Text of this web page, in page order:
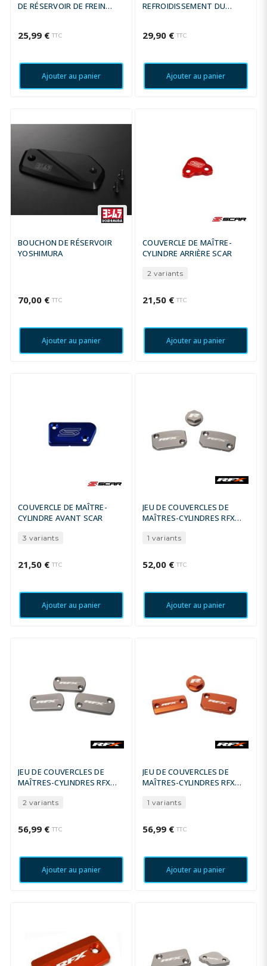
DE RÉSERVOIR DE FREIN
25,99 € TTC
Ajouter au panier
REFROIDISSEMENT DU
29,90 € TTC
Ajouter au panier
BOUCHON DE RÉSERVOIR
YOSHIMURA
70,00 € TTC
Ajouter au panier
COUVERCLE DE MAÎTRE-
CYLINDRE ARRIÈRE SCAR
2 variants
21,50 € TTC
Ajouter au panier
COUVERCLE DE MAÎTRE-
CYLINDRE AVANT SCAR
3 variants
21,50 € TTC
Ajouter au panier
JEU DE COUVERCLES DE
MAÎTRES-CYLINDRES RFX
1 variants
52,00 € TTC
Ajouter au panier
JEU DE COUVERCLES DE
MAÎTRES-CYLINDRES RFX
2 variants
56,99 € TTC
Ajouter au panier
JEU DE COUVERCLES DE
MAÎTRES-CYLINDRES RFX
1 variants
56,99 € TTC
Ajouter au panier